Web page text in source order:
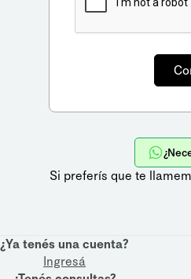
Si preferís que te
¿Ya tenés una cuenta?
Ingresá